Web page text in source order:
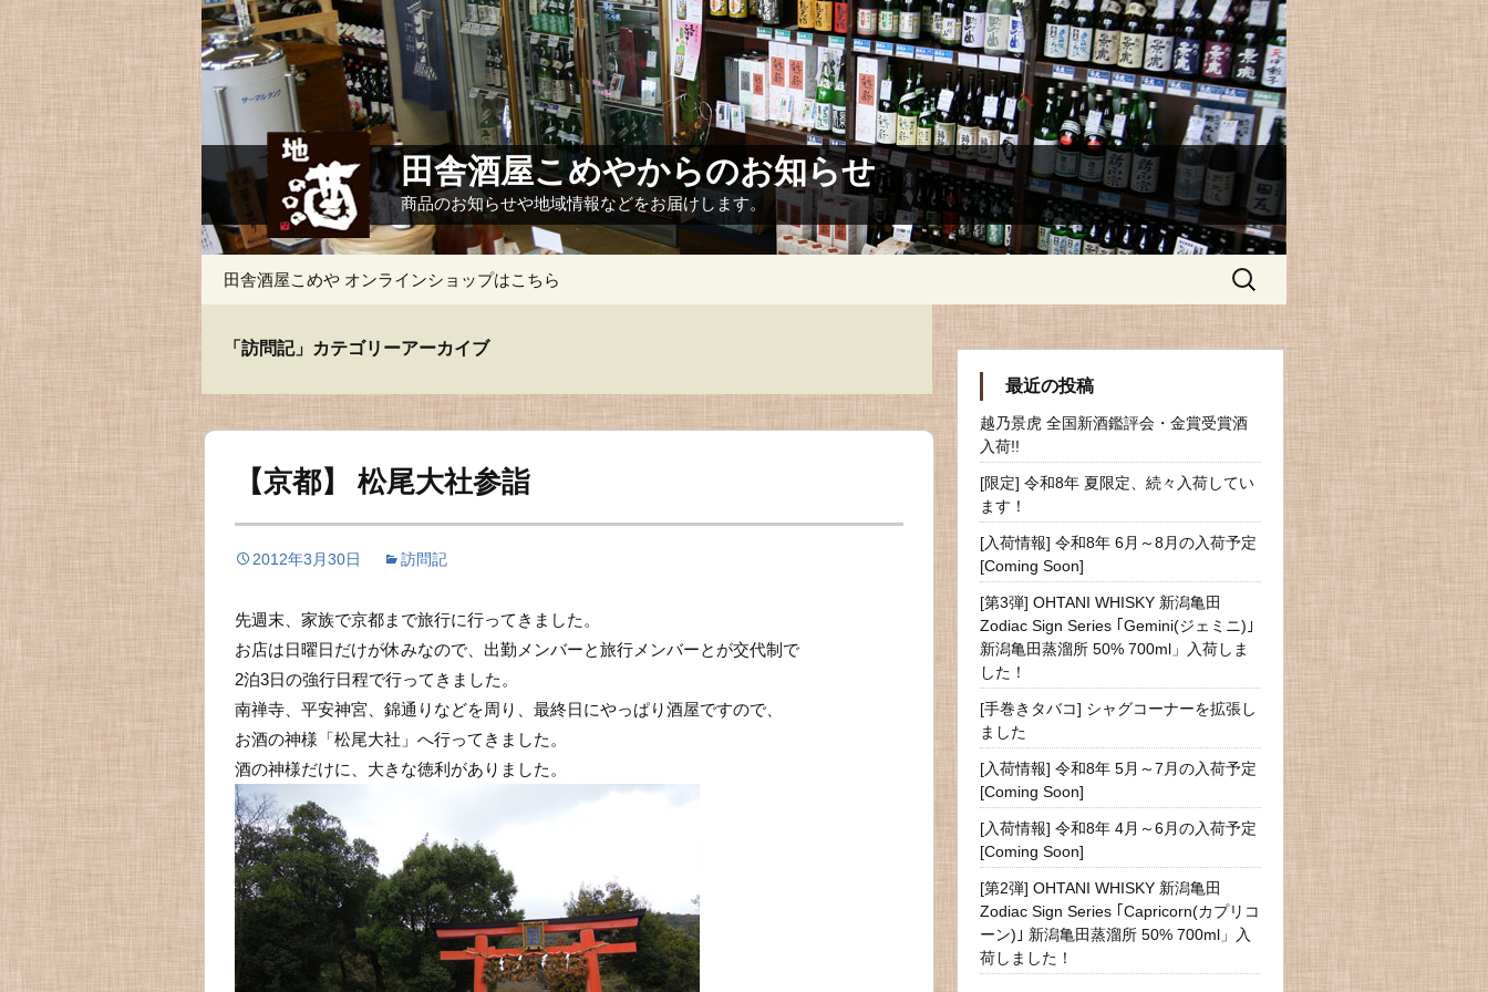
田舎酒屋こめやからのお知らせ
商品のお知らせや地域情報などをお届けします。
ス
キ
田舎酒屋こめや オンラインショップはこちら
検
索:
「訪問記」カテゴリーアーカイブ
【京都】 松尾大社参詣
2012年3月30日 訪問記
先週末、家族で京都まで旅行に行ってきました。
お店は日曜日だけが休みなので、出勤メンバーと旅行メンバーとが交代制で
2泊3日の強行日程で行ってきました。
南禅寺、平安神宮、錦通りなどを周り、最終日にやっぱり酒屋ですので、
お酒の神様「松尾大社」へ行ってきました。
酒の神様だけに、大きな徳利がありました。
最近の投稿
越乃景虎 全国新酒鑑評会・金賞受賞酒
入荷!!
[限定] 令和8年 夏限定、続々入荷してい
ます！
[入荷情報] 令和8年 6月～8月の入荷予定
[Coming Soon]
[第3弾] OHTANI WHISKY 新潟亀田
Zodiac Sign Series ｢Gemini(ジェミニ)｣
新潟亀田蒸溜所 50% 700ml」入荷しま
した！
[手巻きタバコ] シャグコーナーを拡張し
ました
[入荷情報] 令和8年 5月～7月の入荷予定
[Coming Soon]
[入荷情報] 令和8年 4月～6月の入荷予定
[Coming Soon]
[第2弾] OHTANI WHISKY 新潟亀田
Zodiac Sign Series ｢Capricorn(カプリコ
ーン)｣ 新潟亀田蒸溜所 50% 700ml」入
荷しました！